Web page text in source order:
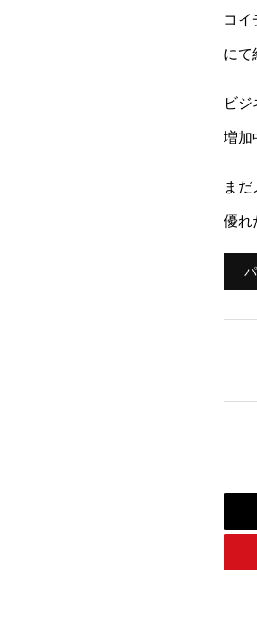
コ
にて
ビ
増加
ま
優れ